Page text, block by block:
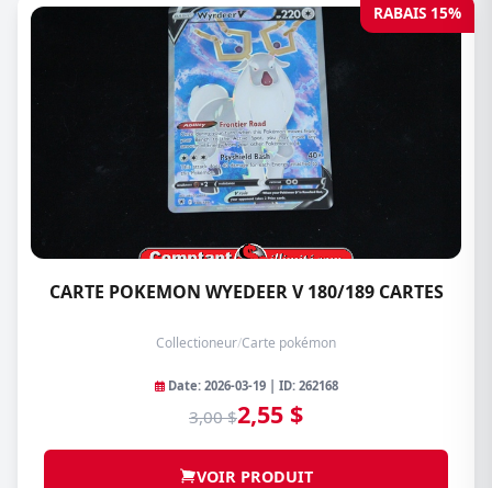
RABAIS 15%
CARTE POKEMON WYEDEER V 180/189 CARTES
Collectioneur/Carte pokémon
Date: 2026-03-19 | ID: 262168
3,00 $2,55 $
VOIR PRODUIT